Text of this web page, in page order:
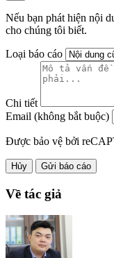
Nếu bạn phát hiện nội
cho chúng tôi biết.
Loại báo cáo
Chi tiết
Email (không bắt buộc)
Được bảo vệ bởi
Hủy Gửi báo cáo
Về tác giả